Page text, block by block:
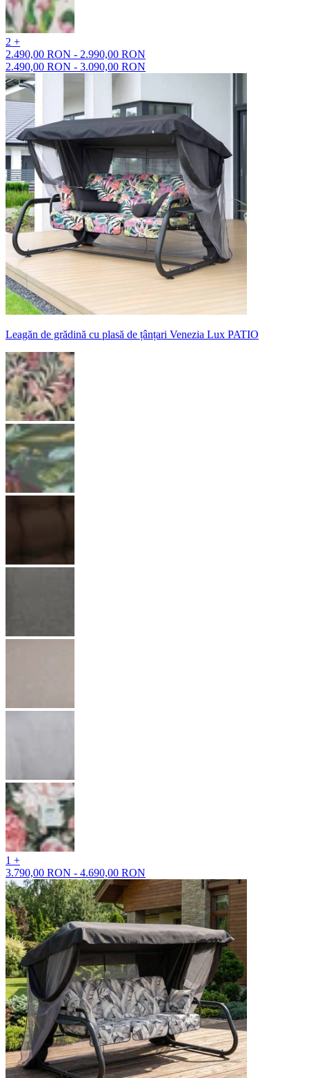
2 +
2.490,00 RON - 2.990,00 RON
2.490,00 RON - 3.090,00 RON
Leagăn de grădină cu plasă de țânțari Venezia Lux PATIO
1 +
3.790,00 RON - 4.690,00 RON